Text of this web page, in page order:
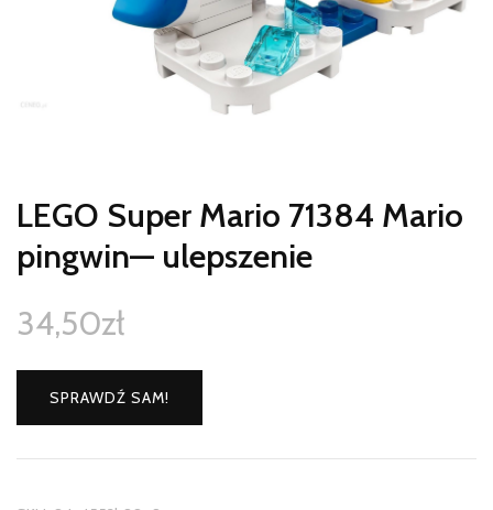
LEGO Super Mario 71384 Mario
pingwin— ulepszenie
34,50zł
SPRAWDŹ SAM!